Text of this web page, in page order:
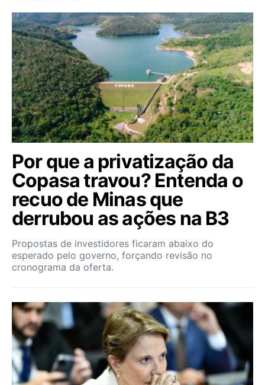
Por que a privatização da
Copasa travou? Entenda o
recuo de Minas que
derrubou as ações na B3
Propostas de investidores ficaram abaixo do
esperado pelo governo, forçando revisão no
cronograma da oferta.